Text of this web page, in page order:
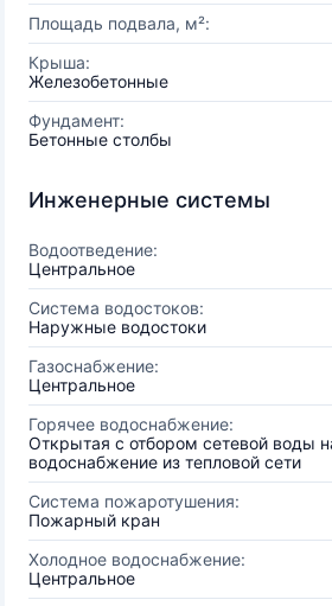
Площадь подвала, м²:
Крыша:
Железобетонные
Фундамент:
Бетонные столбы
Инженерные системы
Водоотведение:
Центральное
Система водостоков:
Наружные водостоки
Газоснабжение:
Центральное
Горячее водоснабжение:
Открытая с отбором сетевой воды
водоснабжение из тепловой сети
Система пожаротушения:
Пожарный кран
Холодное водоснабжение:
Центральное